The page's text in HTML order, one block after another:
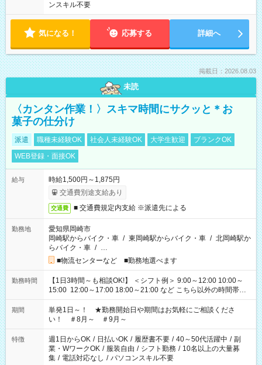
ンスキル不要
気になる！ 応募する 詳細へ
掲載日：2026.08.03
未読
〈カンタン作業！〉スキマ時間にサクッと＊お
菓子の仕分け
派遣 職種未経験OK 社会人未経験OK 大学生歓迎
ブランクOK
WEB登録・面接OK
給与
時給1,500円～1,875円
交通費別途支給あり
交通費 ■ 交通費規定内支給 ※派遣先による
勤務地
愛知県岡崎市
岡崎駅からバイク・車 / 東岡崎駅からバイク・車 / 北岡崎駅か
らバイク・車 / …
■物流センターなど ■勤務地選べます
勤務時間
【1日3時間～も相談OK!】 ＜シフト例＞ 9:00～12:00 10:00～
15:00 12:00～17:00 18:00～21:00 など こちら以外の時間帯も
お気軽にご相談ください！
期間
単発1日～！ ★勤務開始日や期間はお気軽にご相談くださ
い！ ＃8月～ ＃9月～
特徴 週1日からOK / 日払いOK / 履歴書不要 / 40～50代活躍中 / 副
業・WワークOK / 服装自由 / シフト勤務 / 10名以上の大量募
集 / 電話対応なし / パソコンスキル不要